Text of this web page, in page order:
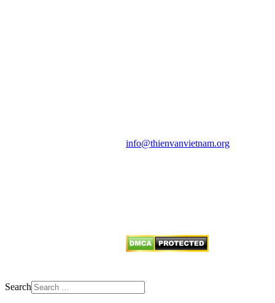
info@thienvanvietnam.org
Search